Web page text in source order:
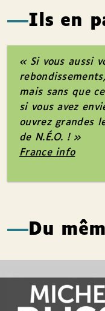
Ils en
« Si vous aussi
mais sans que
si vous avez
ouvrez grandes
de N.É.O. ! »
France info
Du